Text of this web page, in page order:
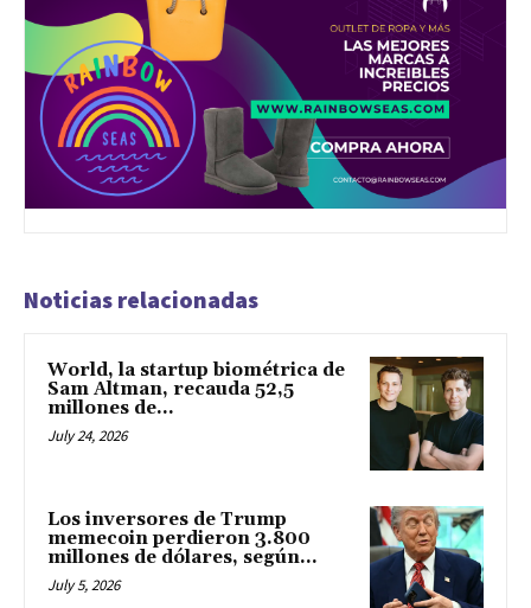
Noticias relacionadas
World, la startup biométrica de
Sam Altman, recauda 52,5
millones de...
July 24, 2026
Los inversores de Trump
memecoin perdieron 3.800
millones de dólares, según...
July 5, 2026